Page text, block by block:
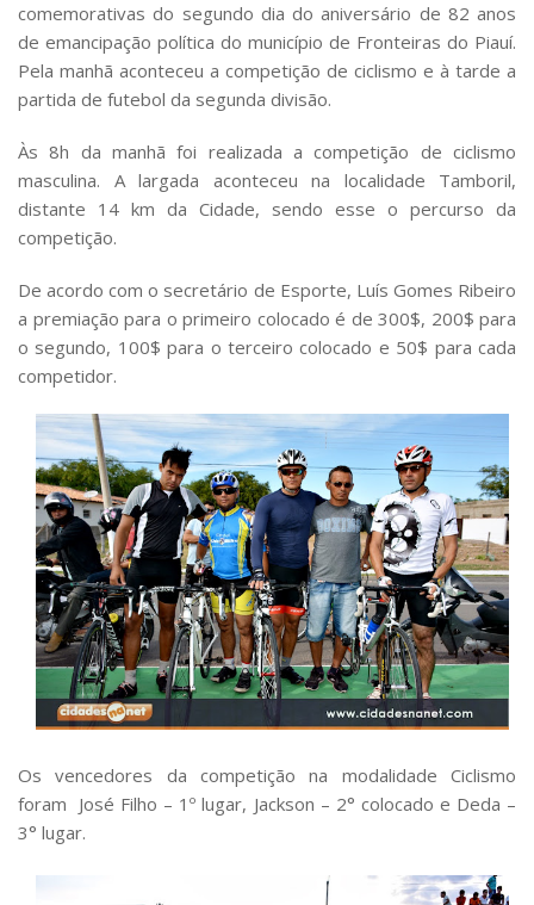
comemorativas do segundo dia do aniversário de 82 anos
de emancipação política do município de Fronteiras do Piauí.
Pela manhã aconteceu a competição de ciclismo e à tarde a
partida de futebol da segunda divisão.
Às 8h da manhã foi realizada a competição de ciclismo
masculina. A largada aconteceu na localidade Tamboril,
distante 14 km da Cidade, sendo esse o percurso da
competição.
De acordo com o secretário de Esporte, Luís Gomes Ribeiro
a premiação para o primeiro colocado é de 300$, 200$ para
o segundo, 100$ para o terceiro colocado e 50$ para cada
competidor.
Os vencedores da competição na modalidade Ciclismo
foram José Filho – 1º lugar, Jackson – 2° colocado e Deda –
3° lugar.